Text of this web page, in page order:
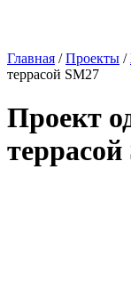
Главная /Проекты /
террасой SM27
Проект